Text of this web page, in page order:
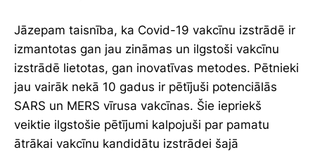
Jāzepam taisnība, ka Covid-19 vakcīnu izstrādē ir
izmantotas gan jau zināmas un ilgstoši vakcīnu
izstrādē lietotas, gan inovatīvas metodes. Pētnieki
jau vairāk nekā 10 gadus ir pētījuši potenciālās
SARS un MERS vīrusa vakcīnas. Šie iepriekš
veiktie ilgstošie pētījumi kalpojuši par pamatu
ātrākai vakcīnu kandidātu izstrādei šajā